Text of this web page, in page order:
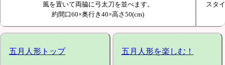
風を置いて両脇に弓太刀を並べます。
約間口60×奥行き40×高さ50(cm)
スタ
五月人形トップ 五月人形を楽しむ！